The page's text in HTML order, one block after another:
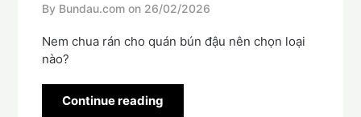
By Bundau.com on 26/02/2026
Nem chua rán cho quán bún đậu nên chọn loại
nào?
Continue reading